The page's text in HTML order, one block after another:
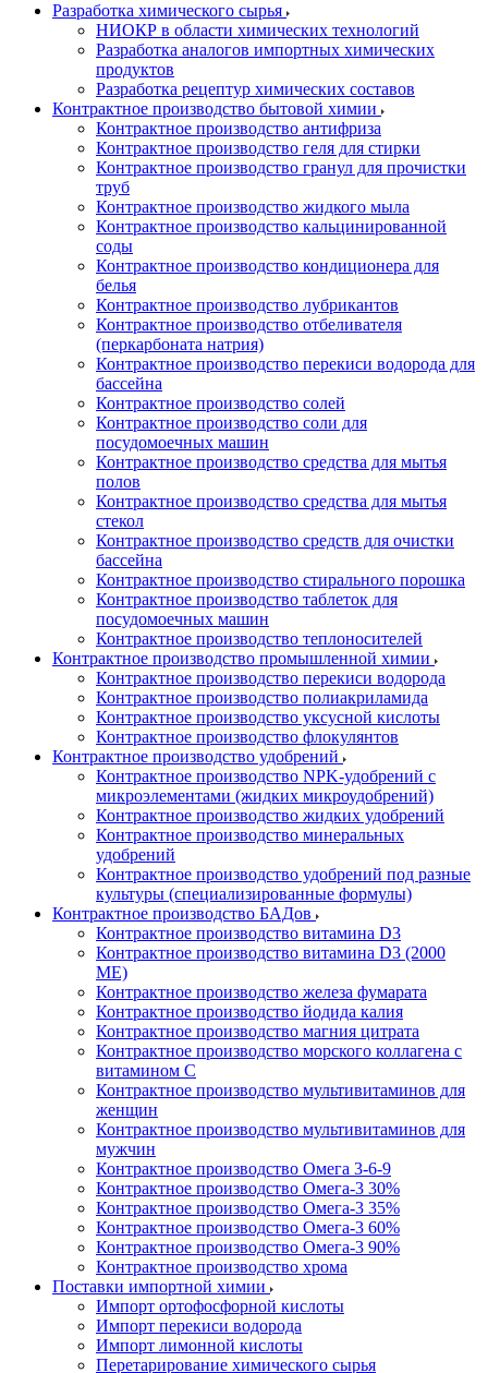
Разработка химического сырья
НИОКР в области химических технологий
Разработка аналогов импортных химических
продуктов
Разработка рецептур химических составов
Контрактное производство бытовой химии
Контрактное производство антифриза
Контрактное производство геля для стирки
Контрактное производство гранул для прочистки
труб
Контрактное производство жидкого мыла
Контрактное производство кальцинированной
соды
Контрактное производство кондиционера для
белья
Контрактное производство лубрикантов
Контрактное производство отбеливателя
(перкарбоната натрия)
Контрактное производство перекиси водорода для
бассейна
Контрактное производство солей
Контрактное производство соли для
посудомоечных машин
Контрактное производство средства для мытья
полов
Контрактное производство средства для мытья
стекол
Контрактное производство средств для очистки
бассейна
Контрактное производство стирального порошка
Контрактное производство таблеток для
посудомоечных машин
Контрактное производство теплоносителей
Контрактное производство промышленной химии
Контрактное производство перекиси водорода
Контрактное производство полиакриламида
Контрактное производство уксусной кислоты
Контрактное производство флокулянтов
Контрактное производство удобрений
Контрактное производство NPK-удобрений с
микроэлементами (жидких микроудобрений)
Контрактное производство жидких удобрений
Контрактное производство минеральных
удобрений
Контрактное производство удобрений под разные
культуры (специализированные формулы)
Контрактное производство БАДов
Контрактное производство витамина D3
Контрактное производство витамина D3 (2000
МЕ)
Контрактное производство железа фумарата
Контрактное производство йодида калия
Контрактное производство магния цитрата
Контрактное производство морского коллагена с
витамином С
Контрактное производство мультивитаминов для
женщин
Контрактное производство мультивитаминов для
мужчин
Контрактное производство Омега 3-6-9
Контрактное производство Омега-3 30%
Контрактное производство Омега-3 35%
Контрактное производство Омега-3 60%
Контрактное производство Омега-3 90%
Контрактное производство хрома
Поставки импортной химии
Импорт ортофосфорной кислоты
Импорт перекиси водорода
Импорт лимонной кислоты
Перетарирование химического сырья